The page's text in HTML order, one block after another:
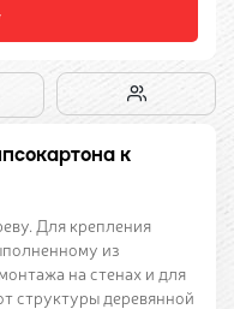
к
Для крепления
из
на стенах и для
структуры деревянной